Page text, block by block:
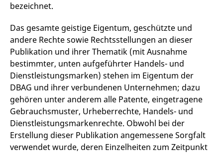
bezeichnet.
Das gesamte geistige Eigentum, geschützte und
andere Rechte sowie Rechtsstellungen an dieser
Publikation und ihrer Thematik (mit Ausnahme
bestimmter, unten aufgeführter Handels- und
Dienstleistungsmarken) stehen im Eigentum der
DBAG und ihrer verbundenen Unternehmen; dazu
gehören unter anderem alle Patente, eingetragene
Gebrauchsmuster, Urheberrechte, Handels- und
Dienstleistungsmarkenrechte. Obwohl bei der
Erstellung dieser Publikation angemessene Sorgfalt
verwendet wurde, deren Einzelheiten zum Zeitpunkt
.eurex.com